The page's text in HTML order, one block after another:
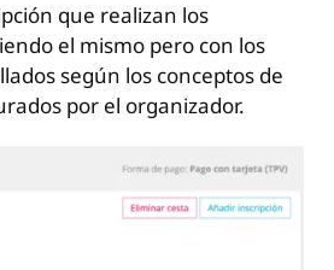
que realizan los
el mismo pero con los
según los conceptos de
por el organizador.